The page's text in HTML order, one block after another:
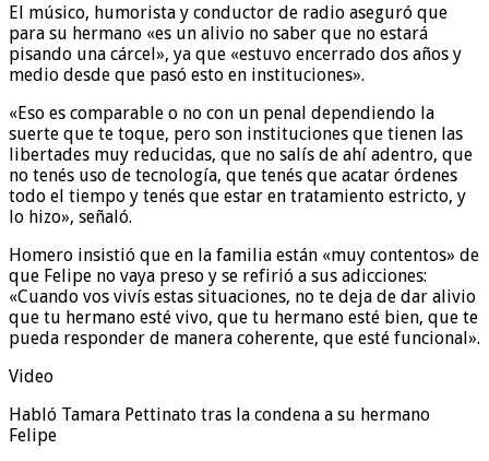
El músico, humorista y conductor de radio aseguró que
para su hermano «es un alivio no saber que no estará
pisando una cárcel», ya que «estuvo encerrado dos años y
medio desde que pasó esto en instituciones».
«Eso es comparable o no con un penal dependiendo la
suerte que te toque, pero son instituciones que tienen las
libertades muy reducidas, que no salís de ahí adentro, que
no tenés uso de tecnología, que tenés que acatar órdenes
todo el tiempo y tenés que estar en tratamiento estricto, y
lo hizo», señaló.
Homero insistió que en la familia están «muy contentos» de
que Felipe no vaya preso y se refirió a sus adicciones:
«Cuando vos vivís estas situaciones, no te deja de dar alivio
que tu hermano esté vivo, que tu hermano esté bien, que te
pueda responder de manera coherente, que esté funcional».
Video
Habló Tamara Pettinato tras la condena a su hermano
Felipe